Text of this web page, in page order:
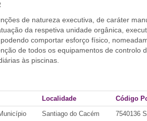
de natureza executiva, de caráter
da respetiva unidade orgânica,
comportar esforço físico,
de todos os equipamentos de controlo
às piscinas.
Localidade Código
Santiago do Cacém 7540136